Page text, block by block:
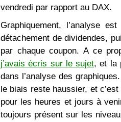
vendredi par rapport au DAX.
Graphiquement, l’analyse
détachement de dividendes,
par chaque coupon. A ce
j’avais écris sur le sujet, et la
dans l’analyse des
le biais reste haussier, et
pour les heures et jours à
toujours présent sur les